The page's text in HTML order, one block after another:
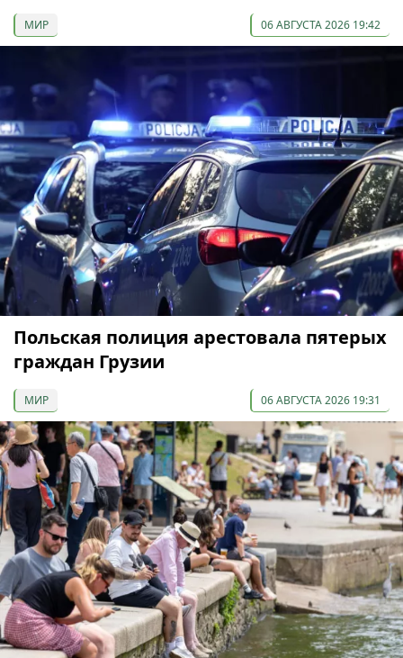
МИР 06 АВГУСТА 2026 19:42
Польская полиция арестовала пятерых
граждан Грузии
МИР 06 АВГУСТА 2026 19:31